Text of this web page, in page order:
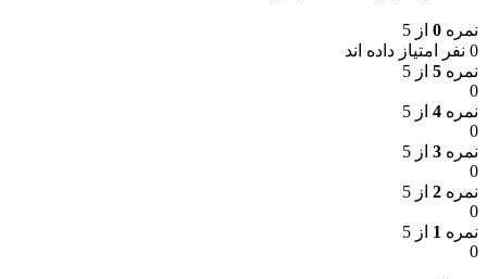
نمره 0 از 5
0 نفر امتیاز داده اند
نمره 5 از 5
0
نمره 4 از 5
0
نمره 3 از 5
0
نمره 2 از 5
0
نمره 1 از 5
0